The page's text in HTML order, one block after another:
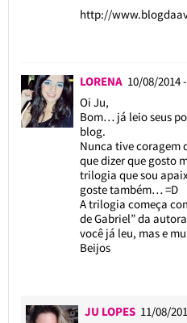
http://
LORENA 10/08/2014
Oi Ju,
Bom… já leio seus
blog.
Nunca tive coragem
que dizer que gosto
trilogia que sou
goste também… =D
A trilogia começa
de Gabriel” da
você já leu, mas e
Beijos
JU LOPES 11/08/